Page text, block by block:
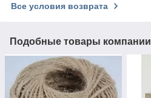
Все условия возврата
Подобные товары компании